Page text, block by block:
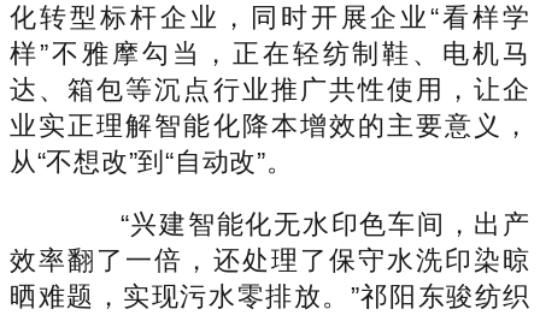
化转型标杆企业，同时开展企业“看样学
样”不雅摩勾当，正在轻纺制鞋、电机马
达、箱包等沉点行业推广共性使用，让企
业实正理解智能化降本增效的主要意义，
从“不想改”到“自动改”。
“兴建智能化无水印色车间，出产
效率翻了一倍，还处理了保守水洗印染晾
晒难题，实现污水零排放。”祁阳东骏纺织